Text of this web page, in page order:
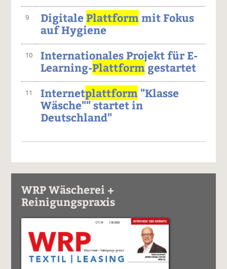
9 Digitale Plattform mit Fokus
auf Hygiene
10
Internationales Projekt für E-
Learning-Plattformgestartet
11 Internetplattform "Klasse
Wäsche"" startet in
Deutschland"
WRP Wäscherei +
Reinigungspraxis